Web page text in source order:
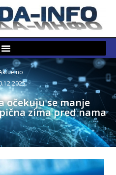
očekuju se manje
zima pred nama